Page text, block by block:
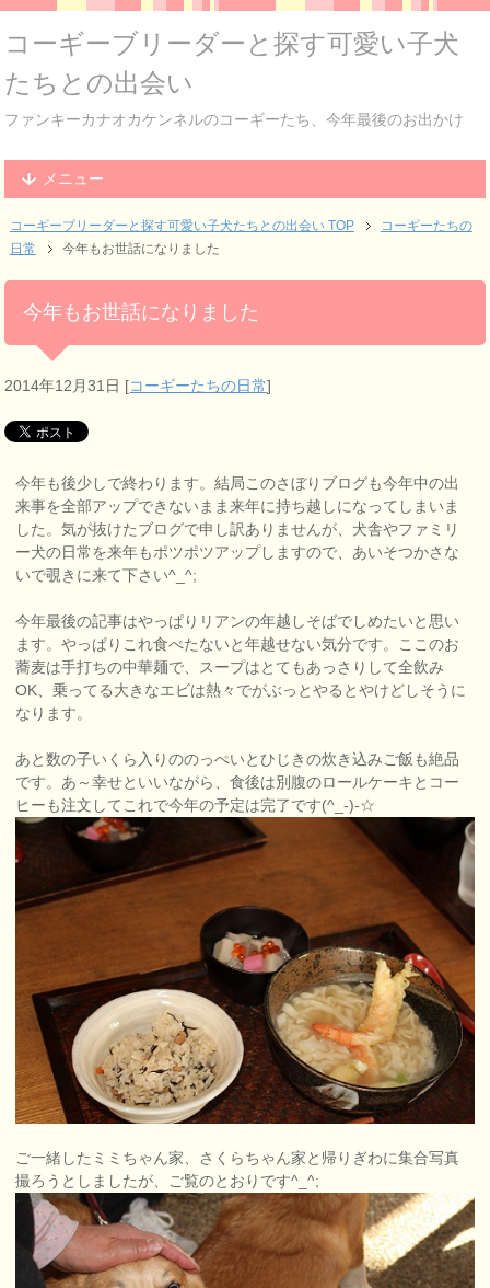
コーギーブリーダーと探す可愛い子犬
たちとの出会い
ファンキーカナオカケンネルのコーギーたち、今年最後のお出かけ
メニュー
コーギーブリーダーと探す可愛い子犬たちとの出会い TOP
コーギーたちの
日常
今年もお世話になりました
今年もお世話になりました
2014年12月31日 [コーギーたちの日常]
今年も後少しで終わります。結局このさぼりブログも今年中の出
来事を全部アップできないまま来年に持ち越しになってしまいま
した。気が抜けたブログで申し訳ありませんが、犬舎やファミリ
ー犬の日常を来年もポツポツアップしますので、あいそつかさな
いで覗きに来て下さい^_^;
今年最後の記事はやっぱりリアンの年越しそばでしめたいと思い
ます。やっぱりこれ食べたないと年越せない気分です。ここのお
蕎麦は手打ちの中華麺で、スープはとてもあっさりして全飲み
OK、乗ってる大きなエビは熱々でがぶっとやるとやけどしそうに
なります。
あと数の子いくら入りののっぺいとひじきの炊き込みご飯も絶品
です。あ～幸せといいながら、食後は別腹のロールケーキとコー
ヒーも注文してこれで今年の予定は完了です(^_-)-☆
ご一緒したミミちゃん家、さくらちゃん家と帰りぎわに集合写真
撮ろうとしましたが、ご覧のとおりです^_^;